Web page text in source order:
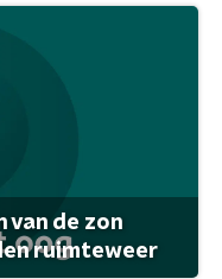
van de zon
ruimteweer